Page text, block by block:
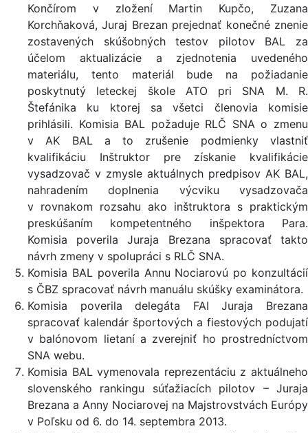
Končírom v zložení Martin Kupčo, Zuzana
Korchňaková, Juraj Brezan prejednať konečné znenie
zostavených skúšobných testov pilotov BAL za
účelom aktualizácie a zjednotenia uvedeného
materiálu, tento materiál bude na požiadanie
poskytnutý leteckej škole ATO pri SNA M. R.
Štefánika ku ktorej sa všetci členovia komisie
prihlásili. Komisia BAL požaduje RLČ SNA o zmenu
v AK BAL a to zrušenie podmienky vlastniť
kvalifikáciu Inštruktor pre získanie kvalifikácie
vysadzovač v zmysle aktuálnych predpisov AK BAL,
nahradením doplnenia výcviku vysadzovača
v rovnakom rozsahu ako inštruktora s praktickým
preskúšaním kompetentného inšpektora Para.
Komisia poverila Juraja Brezana spracovať takto
návrh zmeny v spolupráci s RLČ SNA.
Komisia BAL poverila Annu Nociarovú po konzultácií
s ČBZ spracovať návrh manuálu skúšky examinátora.
Komisia poverila delegáta FAI Juraja Brezana
spracovať kalendár športových a fiestových podujatí
v balónovom lietaní a zverejniť ho prostredníctvom
SNA webu.
Komisia BAL vymenovala reprezentáciu z aktuálneho
slovenského rankingu súťažiacích pilotov – Juraja
Brezana a Anny Nociarovej na Majstrovstvách Európy
v Poľsku od 6. do 14. septembra 2013.